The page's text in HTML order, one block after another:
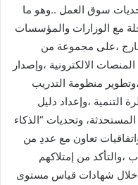
سوق العمل ..وهو ما
مع الوزارات والمؤسسات
،على مجموعة من
الالكترونية ،وإصدار
منظومة التدريب
التنمية ،وإعداد دليل
وتحديات “الذكاء
تعاون مع عددِ من
،والتأكد من إمتلاكهم
خلال شهادات قياس مستوى